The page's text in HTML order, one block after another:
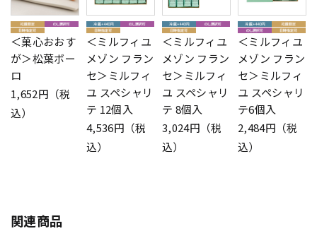
＜菓心おおす
が＞松葉ボー
ロ
1,652円（税
込）
＜ミルフィユ
メゾン フラン
セ＞ミルフィ
ユ スペシャリ
テ 12個入
4,536円（税
込）
＜ミルフィユ
メゾン フラン
セ＞ミルフィ
ユ スペシャリ
テ 8個入
3,024円（税
込）
＜ミルフィユ
メゾン フラン
セ＞ミルフィ
ユ スペシャリ
テ6個入
2,484円（税
込）
関連商品